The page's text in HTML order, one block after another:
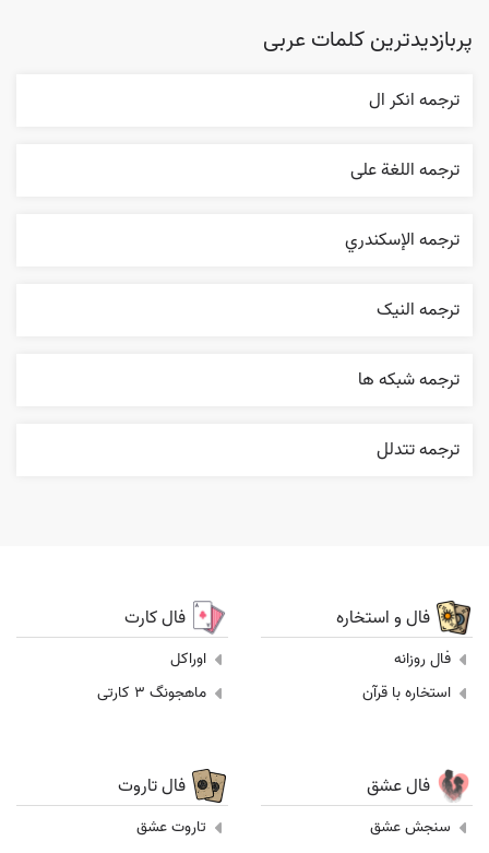
پربازدیدترین کلمات عربی
ترجمه انکر ال
ترجمه اللغة علی
ترجمه الإسکندري
ترجمه النیک
ترجمه شبکه ها
ترجمه تتدلل
فال و استخاره
فال روزانه
استخاره با قرآن
فال کارت
اوراکل
ماهجونگ 3 کارتی
فال عشق
سنجش عشق
فال تاروت
تاروت عشق